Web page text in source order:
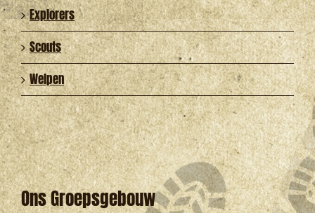
Ons Groepsgebouw
Explorers
Scouts
Welpen